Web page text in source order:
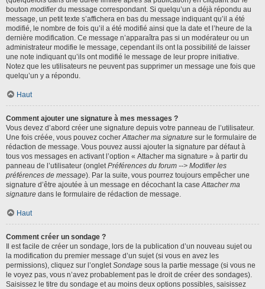
bouton modifierdu message correspondant. Si quelqu’un a déjà répondu au
message, un petit texte s’affichera en bas du message indiquant qu’il a été
modifié, le nombre de fois qu’il a été modifié ainsi que la date et l’heure de la
dernière modification. Ce message n’apparaîtra pas si un modérateur ou un
administrateur modifie le message, cependant ils ont la possibilité de laisser
une note indiquant qu’ils ont modifié le message de leur propre initiative.
Notez que les utilisateurs ne peuvent pas supprimer un message une fois que
quelqu’un y a répondu.
Haut
Comment ajouter une signature à mes messages ?
Vous devez d’abord créer une signature depuis votre panneau de l’utilisateur.
Une fois créée, vous pouvez cocherAttacher ma signature sur le formulaire de
rédaction de message. Vous pouvez aussi ajouter la signature par défaut à
tous vos messages en activant l’option « Attacher ma signature » à partir du
panneau de l’utilisateur (ongletPréférences du forum --> Modifier les
préférences de message). Par la suite, vous pourrez toujours empêcher une
signature d’être ajoutée à un message en décochant la caseAttacher ma
signature dans le formulaire de rédaction de message.
Haut
Comment créer un sondage ?
Il est facile de créer un sondage, lors de la publication d’un nouveau sujet ou
la modification du premier message d’un sujet (si vous en avez les
permissions), cliquez sur l’ongletSondage sous la partie message (si vous ne
le voyez pas, vous n’avez probablement pas le droit de créer des sondages).
Saisissez le titre du sondage et au moins deux options possibles, saisissez